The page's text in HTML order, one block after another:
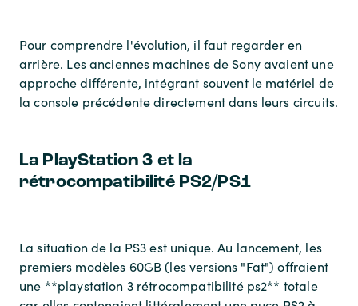
Pour comprendre l'évolution, il faut regarder en
arrière. Les anciennes machines de Sony avaient une
approche différente, intégrant souvent le matériel de
la console précédente directement dans leurs circuits.
La PlayStation 3 et la
rétrocompatibilité PS2/PS1
La situation de la PS3 est unique. Au lancement, les
premiers modèles 60GB (les versions "Fat") offraient
une **playstation 3 rétrocompatibilité ps2** totale